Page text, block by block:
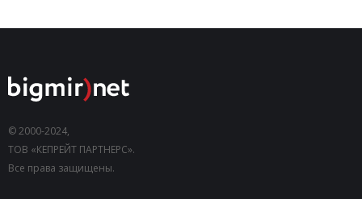
© 2000-2024,
ТОВ «КЕПРЕЙТ ПАРТНЕРС».
Все права защищены.